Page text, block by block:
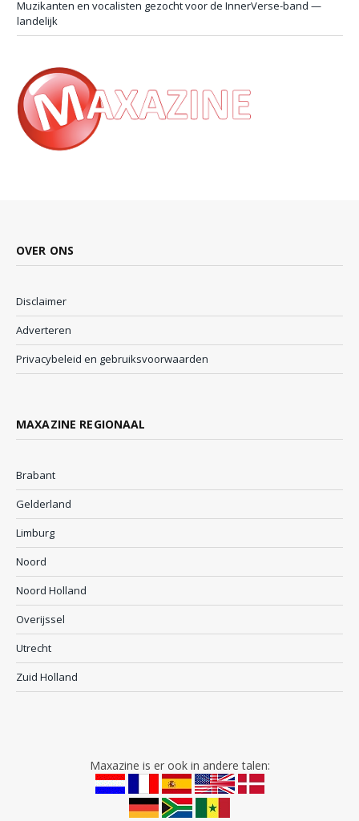
Muzikanten en vocalisten gezocht voor de InnerVerse-band —
landelijk
OVER ONS
Disclaimer
Adverteren
Privacybeleid en gebruiksvoorwaarden
MAXAZINE REGIONAAL
Brabant
Gelderland
Limburg
Noord
Noord Holland
Overijssel
Utrecht
Zuid Holland
Maxazine is er ook in andere talen: